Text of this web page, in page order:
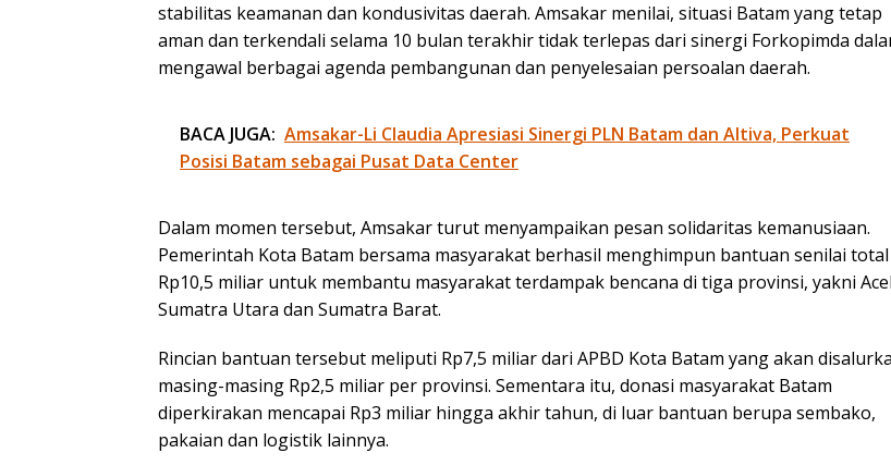
stabilitas keamanan dan kondusivitas daerah. Amsakar menilai, situasi Batam yang tetap
aman dan terkendali selama 10 bulan terakhir tidak terlepas dari sinergi Forkopimda
mengawal berbagai agenda pembangunan dan penyelesaian persoalan daerah.
BACA JUGA: Amsakar-Li Claudia Apresiasi Sinergi PLN Batam dan Altiva, Perkuat
Posisi Batam sebagai Pusat Data Center
Dalam momen tersebut, Amsakar turut menyampaikan pesan solidaritas kemanusiaan.
Pemerintah Kota Batam bersama masyarakat berhasil menghimpun bantuan senilai total
Rp10,5 miliar untuk membantu masyarakat terdampak bencana di tiga provinsi, yakni
Sumatra Utara dan Sumatra Barat.
Rincian bantuan tersebut meliputi Rp7,5 miliar dari APBD Kota Batam yang akan
masing-masing Rp2,5 miliar per provinsi. Sementara itu, donasi masyarakat Batam
diperkirakan mencapai Rp3 miliar hingga akhir tahun, di luar bantuan berupa sembako,
pakaian dan logistik lainnya.